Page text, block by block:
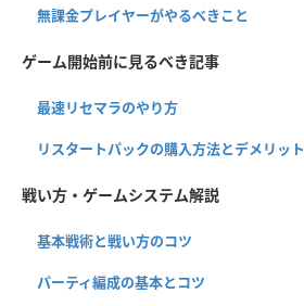
無課金プレイヤーがやるべきこと
ゲーム開始前に見るべき記事
最速リセマラのやり方
リスタートパックの購入方法とデメリット
戦い方・ゲームシステム解説
基本戦術と戦い方のコツ
パーティ編成の基本とコツ